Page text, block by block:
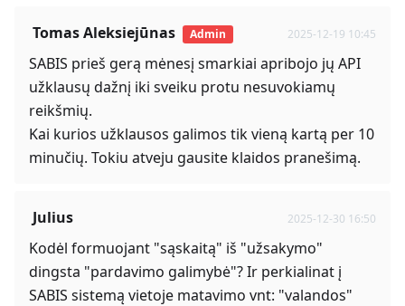
Tomas Aleksiejūnas Admin 2025-12-19 10:45
SABIS prieš gerą mėnesį smarkiai apribojo jų API
užklausų dažnį iki sveiku protu nesuvokiamų
reikšmių.
Kai kurios užklausos galimos tik vieną kartą per 10
minučių. Tokiu atveju gausite klaidos pranešimą.
Julius 2025-12-30 16:50
Kodėl formuojant "sąskaitą" iš "užsakymo"
dingsta "pardavimo galimybė"? Ir perkialinat į
SABIS sistemą vietoje matavimo vnt: "valandos"